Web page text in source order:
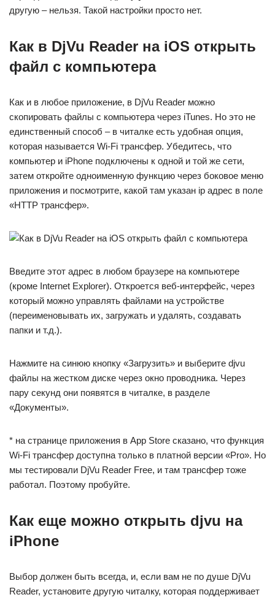
другую – нельзя. Такой настройки просто нет.
Как в DjVu Reader на iOS открыть
файл с компьютера
Как и в любое приложение, в DjVu Reader можно
скопировать файлы с компьютера через iTunes. Но это не
единственный способ – в читалке есть удобная опция,
которая называется Wi-Fi трансфер. Убедитесь, что
компьютер и iPhone подключены к одной и той же сети,
затем откройте одноименную функцию через боковое меню
приложения и посмотрите, какой там указан ip адрес в поле
«HTTP трансфер».
Введите этот адрес в любом браузере на компьютере
(кроме Internet Explorer). Откроется веб-интерфейс, через
который можно управлять файлами на устройстве
(переименовывать их, загружать и удалять, создавать
папки и т.д.).
Нажмите на синюю кнопку «Загрузить» и выберите djvu
файлы на жестком диске через окно проводника. Через
пару секунд они появятся в читалке, в разделе
«Документы».
* на странице приложения в App Store сказано, что функция
Wi-Fi трансфер доступна только в платной версии «Pro». Но
мы тестировали DjVu Reader Free, и там трансфер тоже
работал. Поэтому пробуйте.
Как еще можно открыть djvu на
iPhone
Выбор должен быть всегда, и, если вам не по душе DjVu
Reader, установите другую читалку, которая поддерживает